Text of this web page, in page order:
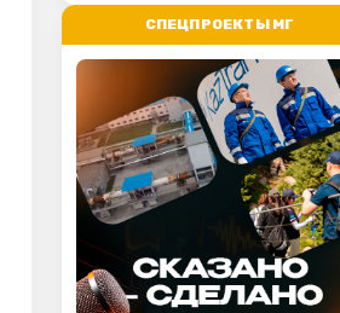
СПЕЦПРОЕКТЫ МГ